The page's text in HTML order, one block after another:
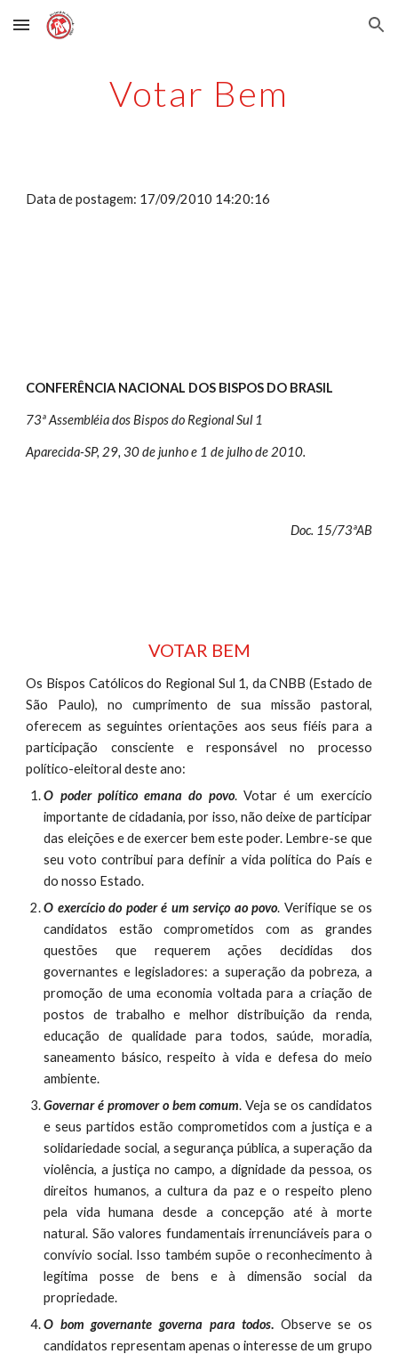
Skip to main content Skip to navigation
Votar Bem
Data de postagem: 17/09/2010 14:20:16
CONFERÊNCIA NACIONAL DOS BISPOS DO BRASIL
73ª Assembléia dos Bispos do Regional Sul 1
Aparecida-SP, 29, 30 de junho e 1 de julho de 2010.
Doc. 15/73ªAB
VOTAR BEM
Os Bispos Católicos do Regional Sul 1, da CNBB (Estado de
São Paulo), no cumprimento de sua missão pastoral,
oferecem as seguintes orientações aos seus fiéis para a
participação consciente e responsável no processo
político-eleitoral deste ano:
O poder político emana do povo. Votar é um exercício
importante de cidadania, por isso, não deixe de participar
das eleições e de exercer bem este poder. Lembre-se que
seu voto contribui para definir a vida política do País e
do nosso Estado.
O exercício do poder é um serviço ao povo. Verifique se os
candidatos estão comprometidos com as grandes
questões que requerem ações decididas dos
governantes e legisladores: a superação da pobreza, a
promoção de uma economia voltada para a criação de
postos de trabalho e melhor distribuição da renda,
educação de qualidade para todos, saúde, moradia,
saneamento básico, respeito à vida e defesa do meio
ambiente.
Governar é promover o bem comum. Veja se os candidatos
e seus partidos estão comprometidos com a justiça e a
solidariedade social, a segurança pública, a superação da
violência, a justiça no campo, a dignidade da pessoa, os
direitos humanos, a cultura da paz e o respeito pleno
pela vida humana desde a concepção até à morte
natural. São valores fundamentais irrenunciáveis para o
convívio social. Isso também supõe o reconhecimento à
legítima posse de bens e à dimensão social da
propriedade.
O bom governante governa para todos. Observe se os
candidatos representam apenas o interesse de um grupo